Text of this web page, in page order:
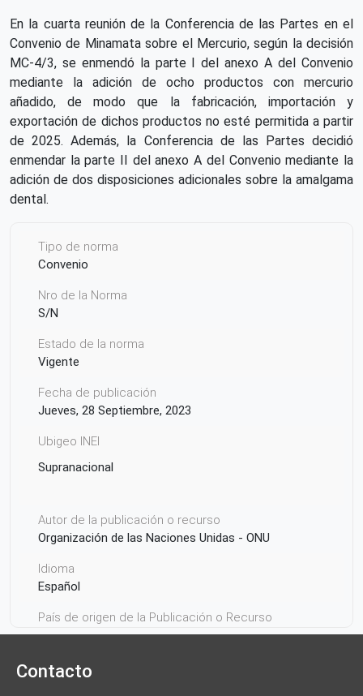
En la cuarta reunión de la Conferencia de las Partes en el
Convenio de Minamata sobre el Mercurio, según la decisión
MC-4/3, se enmendó la parte I del anexo A del Convenio
mediante la adición de ocho productos con mercurio
añadido, de modo que la fabricación, importación y
exportación de dichos productos no esté permitida a partir
de 2025. Además, la Conferencia de las Partes decidió
enmendar la parte II del anexo A del Convenio mediante la
adición de dos disposiciones adicionales sobre la amalgama
dental.
Tipo de norma
Convenio
Nro de la Norma
S/N
Estado de la norma
Vigente
Fecha de publicación
Jueves, 28 Septiembre, 2023
Ubigeo INEI
Supranacional
Autor de la publicación o recurso
Organización de las Naciones Unidas - ONU
Idioma
Español
País de origen de la Publicación o Recurso
Suiza
Contacto